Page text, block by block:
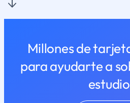
Millones de
para ayudarte a